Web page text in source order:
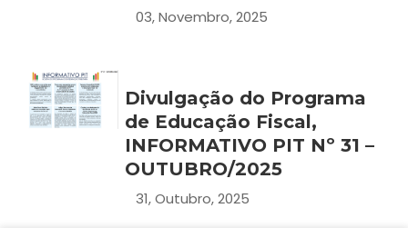
03, Novembro, 2025
Divulgação do Programa
de Educação Fiscal,
INFORMATIVO PIT Nº 31 –
OUTUBRO/2025
31, Outubro, 2025